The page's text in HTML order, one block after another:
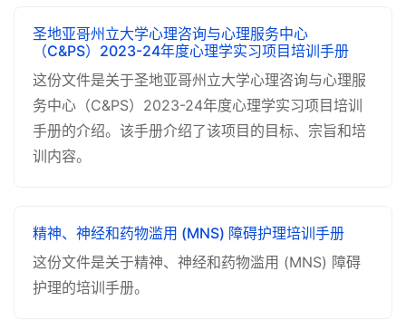
圣地亚哥州立大学心理咨询与心理服务中心
（C&PS）2023-24年度心理学实习项目培训手册
这份文件是关于圣地亚哥州立大学心理咨询与心理服
务中心（C&PS）2023-24年度心理学实习项目培训
手册的介绍。该手册介绍了该项目的目标、宗旨和培
训内容。
精神、神经和药物滥用 (MNS) 障碍护理培训手册
这份文件是关于精神、神经和药物滥用 (MNS) 障碍
护理的培训手册。